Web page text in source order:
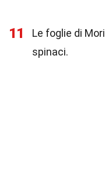
11
Le foglie di
spinaci.